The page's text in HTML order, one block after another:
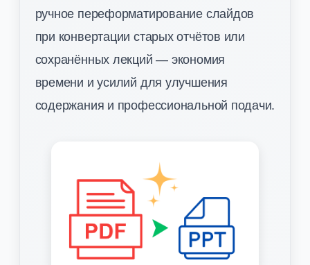
ручное переформатирование слайдов
при конвертации старых отчётов или
сохранённых лекций — экономия
времени и усилий для улучшения
содержания и профессиональной подачи.